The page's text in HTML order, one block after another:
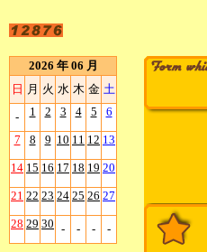
2026 年 06 月
日 月 火 水 木 金 土
- 1 2 3 4 5 6
7 8 9 10 11 12 13
14 15 16 17 18 19 20
21 22 23 24 25 26 27
28 29 30 - - - -